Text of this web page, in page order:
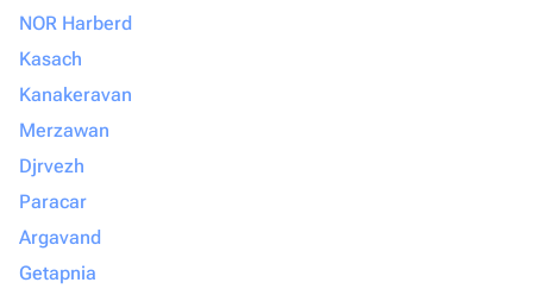
NOR Harberd
Kasach
Kanakeravan
Merzawan
Djrvezh
Paracar
Argavand
Getapnia